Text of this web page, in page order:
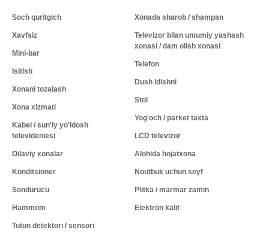
Soch quritgich
Xavfsiz
Mini-bar
Isitish
Xonani tozalash
Xona xizmati
Kabel / sun'iy yo'ldosh
televideniesi
Oilaviy xonalar
Konditsioner
Söndürücü
Hammom
Tutun detektori / sensori
Xonada sharob / shampan
Televizor bilan umumiy yashash
xonasi / dam olish xonasi
Telefon
Dush idishni
Stol
Yog'och / parket taxta
LCD televizor
Alohida hojatxona
Noutbuk uchun seyf
Plitka / marmar zamin
Elektron kalit